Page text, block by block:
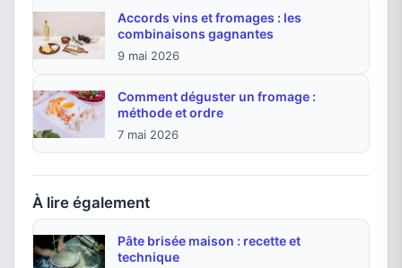
Accords vins et fromages : les
combinaisons gagnantes
9 mai 2026
Comment déguster un fromage :
méthode et ordre
7 mai 2026
À lire également
Pâte brisée maison : recette et
technique